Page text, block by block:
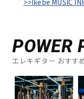
>>Ikebe MUSIC
POWER
エレキギター おすす